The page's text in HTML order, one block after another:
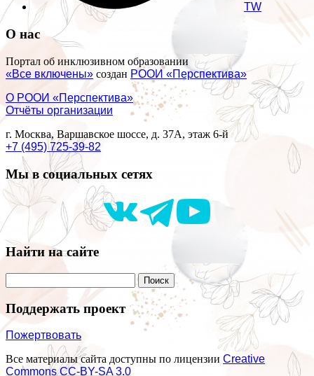
TW
О нас
Портал об инклюзивном образовании
«Все включены» создан РООИ «Перспектива»
О РООИ «Перспектива»
Отчёты организации
г. Москва, Варшавское шоссе, д. 37А, этаж 6-й
+7 (495) 725-39-82
Мы в социальных сетях
Найти на сайте
Поддержать проект
Пожертвовать
Все материалы сайта доступны по лицензии Creative
Commons СС-BY-SA 3.0